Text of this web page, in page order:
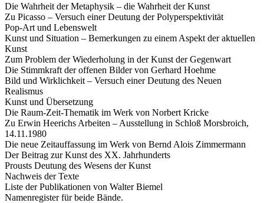
Die Wahrheit der Metaphysik – die Wahrheit der Kunst
Zu Picasso – Versuch einer Deutung der Polyperspektivität
Pop-Art und Lebenswelt
Kunst und Situation – Bemerkungen zu einem Aspekt der aktuellen
Kunst
Zum Problem der Wiederholung in der Kunst der Gegenwart
Die Stimmkraft der offenen Bilder von Gerhard Hoehme
Bild und Wirklichkeit – Versuch einer Deutung des Neuen
Realismus
Kunst und Übersetzung
Die Raum-Zeit-Thematik im Werk von Norbert Kricke
Zu Erwin Heerichs Arbeiten – Ausstellung in Schloß Morsbroich,
14.11.1980
Die neue Zeitauffassung im Werk von Bernd Alois Zimmermann
Der Beitrag zur Kunst des XX. Jahrhunderts
Prousts Deutung des Wesens der Kunst
Nachweis der Texte
Liste der Publikationen von Walter Biemel
Namenregister für beide Bände.